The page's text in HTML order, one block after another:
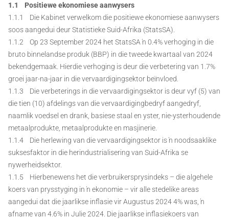
1.1 Positiewe ekonomiese aanwysers
1.1.1 Die Kabinet verwelkom die positiewe ekonomiese aanwysers
soos aangedui deur Statistieke Suid-Afrika (StatsSA).
1.1.2 Op 23 September 2024 het StatsSA ŉ 0.4% verhoging in die
bruto binnelandse produk (BBP) in die tweede kwartaal van 2024
bekendgemaak. Hierdie verhoging is deur die verbetering van 1.7%
groei jaar-na-jaar in die vervaardigingsektor beïnvloed.
1.1.3 Die verbeterings in die vervaardigingsektor is deur vyf (5) van
die tien (10) afdelings van die vervaardigingbedryf aangedryf,
naamlik voedsel en drank, basiese staal en yster, nie-ysterhoudende
metaalprodukte, metaalprodukte en masjinerie.
1.1.4 Die herlewing van die vervaardigingsektor is ŉ noodsaaklike
suksesfaktor in die herindustrialisering van Suid-Afrika se
nywerheidsektor.
1.1.5 Hierbenewens het die verbruikersprysindeks – die algehele
koers van prysstyging in ŉ ekonomie – vir alle stedelike areas
aangedui dat die jaarlikse inflasie vir Augustus 2024 4% was, ŉ
afname van 4.6% in Julie 2024. Die jaarlikse inflasiekoers van